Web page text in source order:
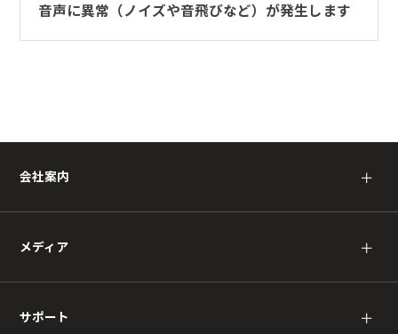
音声に異常（ノイズや音飛びなど）が発生します
会社案内 ＋
メディア ＋
サポート ＋